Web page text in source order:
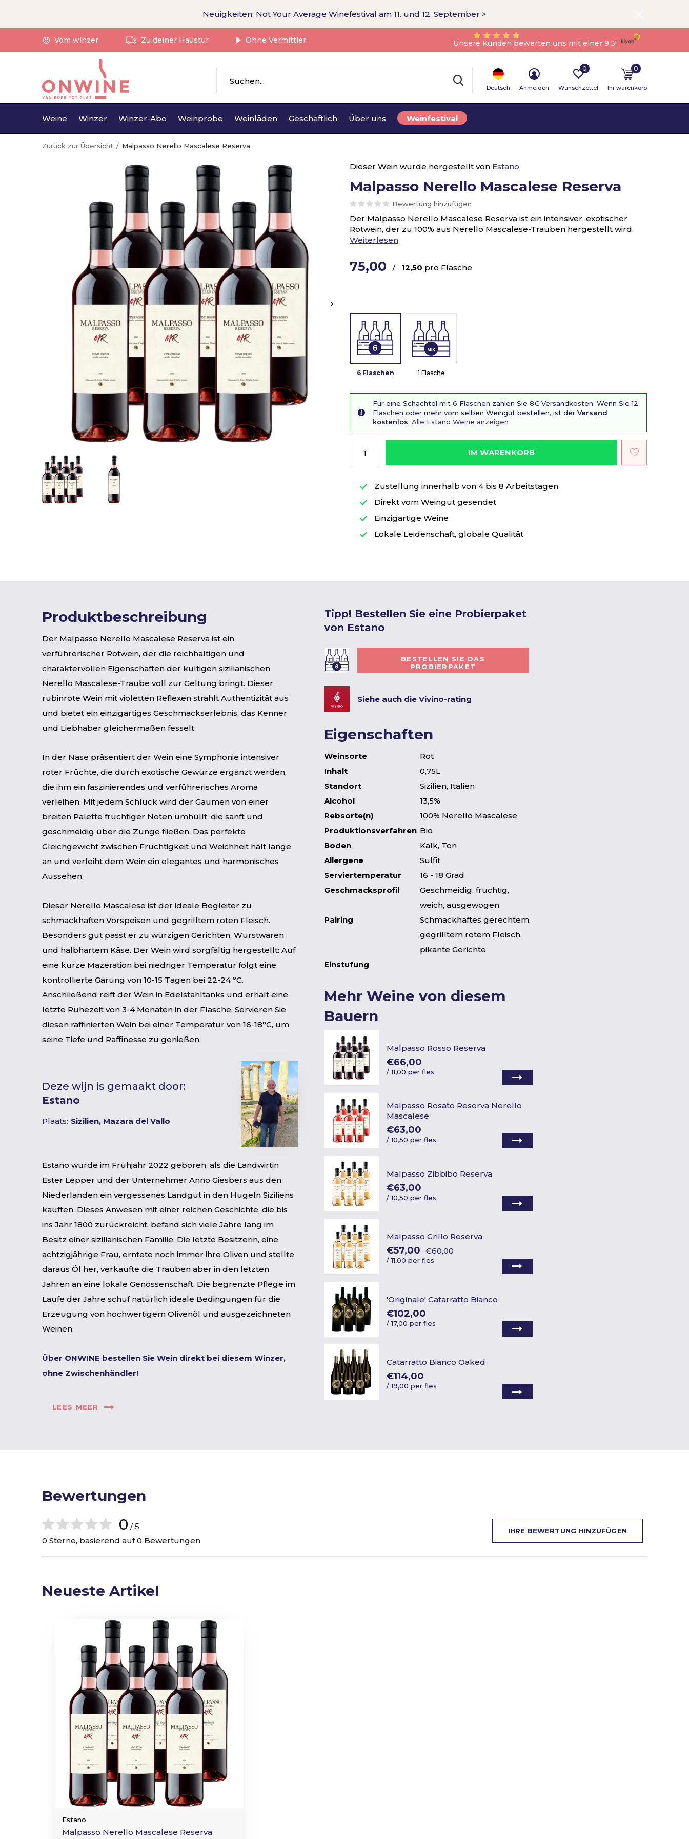
Weine Winzer Winzer-Abo Weinprobe Weinläden Geschäftlich Über uns Weinfestival
Deutsch Anmelden Wunschzettel
0
Ihr warenkorb
0
Vom winzer Zu deiner Haustür Ohne Vermittler Unsere Kunden bewerten uns mit einer 9,3!
Neuigkeiten: Not Your Average Winefestival am 11. und 12. September >
Zurück zur Übersicht Malpasso Nerello Mascalese Reserva
Dieser Wein wurde hergestellt von Estano
Malpasso Nerello Mascalese Reserva
Bewertung hinzufügen
Der Malpasso Nerello Mascalese Reserva ist ein intensiver, exotischer
Rotwein, der zu 100% aus Nerello Mascalese-Trauben hergestellt wird.
Weiterlesen
75,00 / 12,50 pro Flasche
6 Flaschen 1 Flasche
Für eine Schachtel mit 6 Flaschen zahlen Sie 8€ Versandkosten. Wenn Sie 12
Flaschen oder mehr vom selben Weingut bestellen, ist der Versand
kostenlos. Alle Estano Weine anzeigen
IM WARENKORB
Zustellung innerhalb von 4 bis 8 Arbeitstagen
Direkt vom Weingut gesendet
Einzigartige Weine
Lokale Leidenschaft, globale Qualität
Produktbeschreibung
Der Malpasso Nerello Mascalese Reserva ist ein
verführerischer Rotwein, der die reichhaltigen und
charaktervollen Eigenschaften der kultigen sizilianischen
Nerello Mascalese-Traube voll zur Geltung bringt. Dieser
rubinrote Wein mit violetten Reflexen strahlt Authentizität aus
und bietet ein einzigartiges Geschmackserlebnis, das Kenner
und Liebhaber gleichermaßen fesselt.
In der Nase präsentiert der Wein eine Symphonie intensiver
roter Früchte, die durch exotische Gewürze ergänzt werden,
die ihm ein faszinierendes und verführerisches Aroma
verleihen. Mit jedem Schluck wird der Gaumen von einer
breiten Palette fruchtiger Noten umhüllt, die sanft und
geschmeidig über die Zunge fließen. Das perfekte
Gleichgewicht zwischen Fruchtigkeit und Weichheit hält lange
an und verleiht dem Wein ein elegantes und harmonisches
Aussehen.
Dieser Nerello Mascalese ist der ideale Begleiter zu
schmackhaften Vorspeisen und gegrilltem roten Fleisch.
Besonders gut passt er zu würzigen Gerichten, Wurstwaren
und halbhartem Käse. Der Wein wird sorgfältig hergestellt: Auf
eine kurze Mazeration bei niedriger Temperatur folgt eine
kontrollierte Gärung von 10-15 Tagen bei 22-24 °C.
Anschließend reift der Wein in Edelstahltanks und erhält eine
letzte Ruhezeit von 3-4 Monaten in der Flasche. Servieren Sie
diesen raffinierten Wein bei einer Temperatur von 16-18°C, um
seine Tiefe und Raffinesse zu genießen.
Deze wijn is gemaakt door:
Estano
Plaats: Sizilien, Mazara del Vallo
Estano wurde im Frühjahr 2022 geboren, als die Landwirtin
Ester Lepper und der Unternehmer Anno Giesbers aus den
Niederlanden ein vergessenes Landgut in den Hügeln Siziliens
kauften. Dieses Anwesen mit einer reichen Geschichte, die bis
ins Jahr 1800 zurückreicht, befand sich viele Jahre lang im
Besitz einer sizilianischen Familie. Die letzte Besitzerin, eine
achtzigjährige Frau, erntete noch immer ihre Oliven und stellte
daraus Öl her, verkaufte die Trauben aber in den letzten
Jahren an eine lokale Genossenschaft. Die begrenzte Pflege im
Laufe der Jahre schuf natürlich ideale Bedingungen für die
Erzeugung von hochwertigem Olivenöl und ausgezeichneten
Weinen.
Über ONWINE bestellen Sie Wein direkt bei diesem Winzer,
ohne Zwischenhändler!
LEES MEER
Tipp! Bestellen Sie eine Probierpaket
von Estano
BESTELLEN SIE DAS
PROBIERPAKET
Siehe auch die Vivino-rating
Eigenschaften
Weinsorte
Rot
Inhalt
0,75L
Standort
Sizilien, Italien
Alcohol
13,5%
Rebsorte(n)
100% Nerello Mascalese
Produktionsverfahren Bio
Boden
Kalk, Ton
Allergene
Sulfit
Serviertemperatur
16 - 18 Grad
Geschmacksprofil
Geschmeidig, fruchtig,
weich, ausgewogen
Pairing
Schmackhaftes gerechtem,
gegrilltem rotem Fleisch,
pikante Gerichte
Einstufung
Mehr Weine von diesem
Bauern
Malpasso Rosso Reserva
€66,00
/11,00 per fles
Malpasso Rosato Reserva Nerello
Mascalese
€63,00
/10,50 per fles
Malpasso Zibbibo Reserva
€63,00
/10,50 per fles
Malpasso Grillo Reserva
€57,00 €60,00
/11,00 per fles
'Originale' Catarratto Bianco
€102,00
/17,00 per fles
Catarratto Bianco Oaked
€114,00
/19,00 per fles
Bewertungen
0 / 5
0 Sterne, basierend auf 0 Bewertungen
IHRE BEWERTUNG HINZUFÜGEN
Neueste Artikel
Estano
Malpasso Nerello Mascalese Reserva